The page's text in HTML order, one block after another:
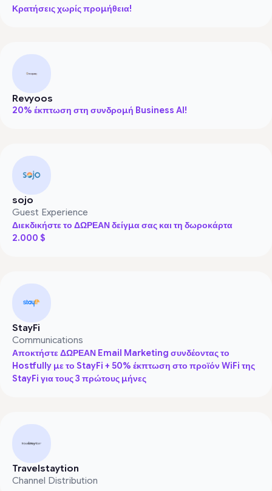
Κρατήσεις χωρίς προμήθεια!
Revyoos
20% έκπτωση στη συνδρομή Business AI!
sojo
Guest Experience
Διεκδικήστε το ΔΩΡΕΑΝ δείγμα σας και τη δωροκάρτα
2.000 $
StayFi
Communications
Αποκτήστε ΔΩΡΕΑΝ Email Marketing συνδέοντας το
Hostfully με το StayFi + 50% έκπτωση στο προϊόν WiFi της
StayFi για τους 3 πρώτους μήνες
Travelstaytion
Channel Distribution